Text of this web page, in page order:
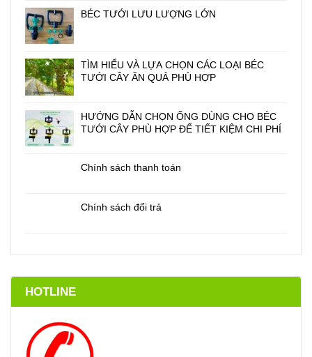
BÉC TƯỚI LƯU LƯỢNG LỚN
TÌM HIỂU VÀ LỰA CHỌN CÁC LOẠI BÉC
TƯỚI CÂY ĂN QUẢ PHÙ HỢP
HƯỚNG DẪN CHỌN ỐNG DÙNG CHO BÉC
TƯỚI CÂY PHÙ HỢP ĐỂ TIẾT KIỆM CHI PHÍ
Chính sách thanh toán
Chính sách đổi trả
HOTLINE